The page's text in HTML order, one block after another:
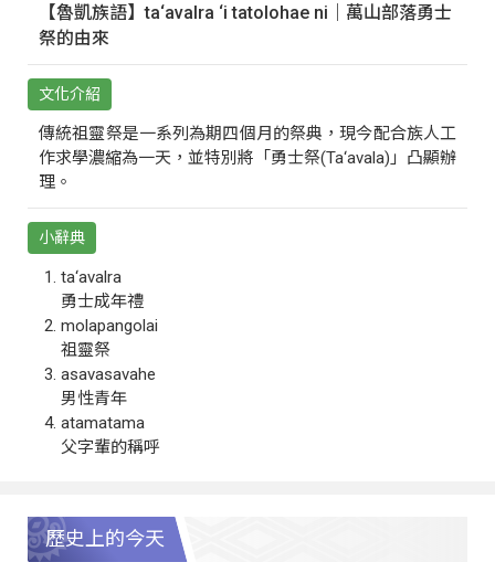
【魯凱族語】ta‘avalra ‘i tatolohae ni｜萬山部落勇士
祭的由來
文化介紹
傳統祖靈祭是一系列為期四個月的祭典，現今配合族人工
作求學濃縮為一天，並特別將「勇士祭(Ta‘avala)」凸顯辦
理。
小辭典
ta‘avalra
勇士成年禮
molapangolai
祖靈祭
asavasavahe
男性青年
atamatama
父字輩的稱呼
歷史上的今天